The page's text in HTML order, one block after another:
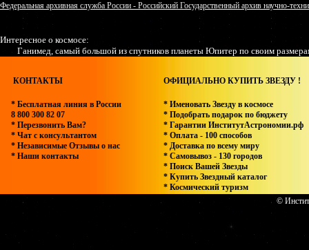
Федеральная архивная служба России - Российский Государственный архив научно-
Интересное о космосе:
Ганимед, самый большой из спутников планеты Юпитер по своим
КОНТАКТЫ ОФИЦИАЛЬНО КУПИТЬ ЗВЕЗДУ !
* Бесплатная линия в России
8 800 300 82 07
* Перезвонить Вам?
* Чат с консультантом
* Независимые Отзывы о нас
* Наши контакты
* Именовать Звезду в космосе
* Подобрать подарок по бюджету
* Гарантии ИнститутАстрономии.рф
* Оплата - 100 способов
* Доставка по всему миру
* Самовывоз - 130 городов
* Поиск Вашей Звезды
* Купить Звездный каталог
* Космический туризм
©